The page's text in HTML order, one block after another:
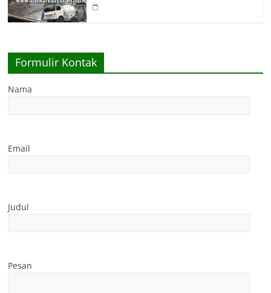
Formulir Kontak
Nama
Email
Judul
Pesan